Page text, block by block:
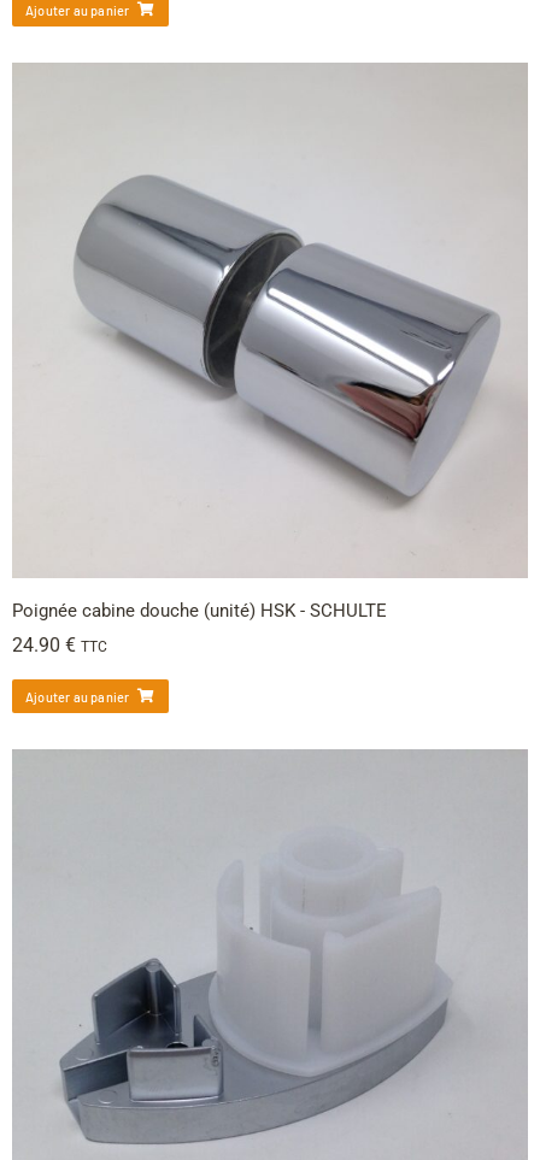
Ajouter au panier
Poignée cabine douche (unité) HSK - SCHULTE
24.90 € TTC
Ajouter au panier